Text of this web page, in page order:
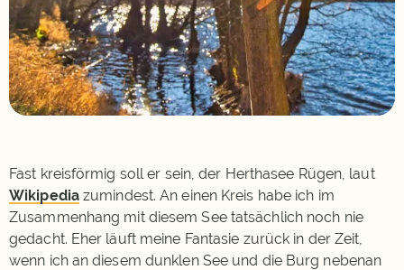
Fast kreisförmig soll er sein, der Herthasee Rügen, laut
Wikipediazumindest. An einen Kreis habe ich im
Zusammenhang mit diesem See tatsächlich noch nie
gedacht. Eher läuft meine Fantasie zurück in der Zeit,
wenn ich an diesem dunklen See und die Burg nebenan